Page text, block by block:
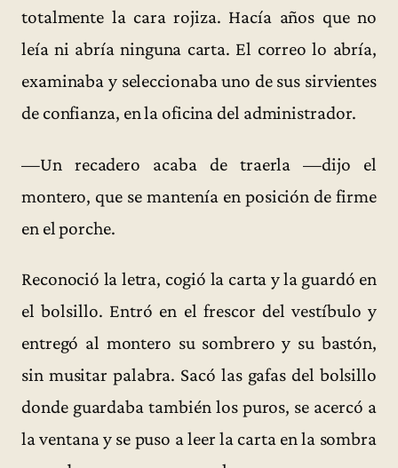
totalmente la cara rojiza. Hacía años que no
leía ni abría ninguna carta. El correo lo abría,
examinaba y seleccionaba uno de sus sirvientes
de confianza, en la oficina del administrador.
—Un recadero acaba de traerla —dijo el
montero, que se mantenía en posición de firme
en el porche.
Reconoció la letra, cogió la carta y la guardó en
el bolsillo. Entró en el frescor del vestíbulo y
entregó al montero su sombrero y su bastón,
sin musitar palabra. Sacó las gafas del bolsillo
donde guardaba también los puros, se acercó a
la ventana y se puso a leer la carta en la sombra